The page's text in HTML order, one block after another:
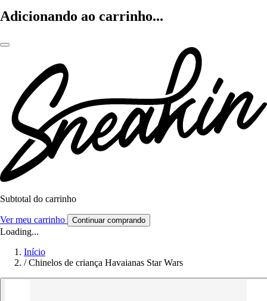
Adicionando ao carrinho...
Subtotal do carrinho
Ver meu carrinho Continuar comprando
Loading...
Início
/ Chinelos de criança Havaianas Star Wars